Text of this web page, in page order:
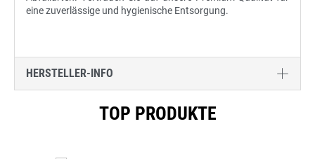
eine zuverlässige und hygienische Entsorgung.
HERSTELLER-INFO
TOP PRODUKTE